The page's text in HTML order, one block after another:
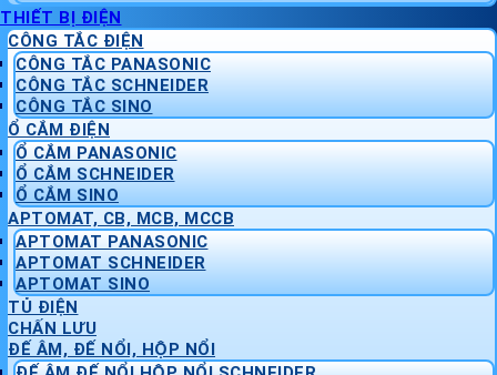
THIẾT BỊ ĐIỆN
CÔNG TẮC ĐIỆN
CÔNG TẮC PANASONIC
CÔNG TẮC SCHNEIDER
CÔNG TẮC SINO
Ổ CẮM ĐIỆN
Ổ CẮM PANASONIC
Ổ CẮM SCHNEIDER
Ổ CẮM SINO
APTOMAT, CB, MCB, MCCB
APTOMAT PANASONIC
APTOMAT SCHNEIDER
APTOMAT SINO
TỦ ĐIỆN
CHẤN LƯU
ĐẾ ÂM, ĐẾ NỔI, HỘP NỔI